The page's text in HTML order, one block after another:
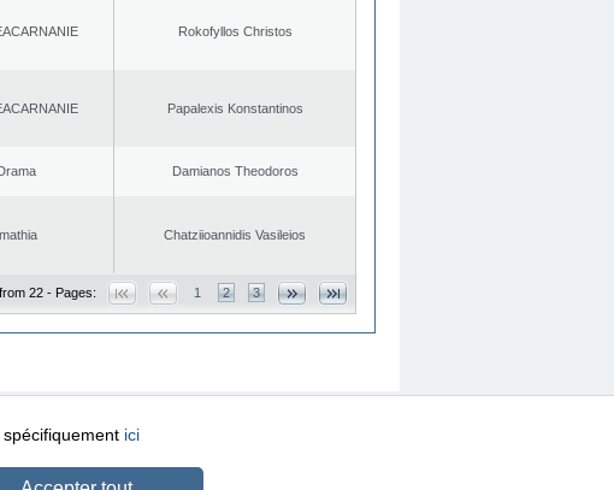
Rokofyllos Christos
Papalexis Konstantinos
Damianos Theodoros
Chatziioannidis Vasileios
22 - Pages: 1 2 3
ici